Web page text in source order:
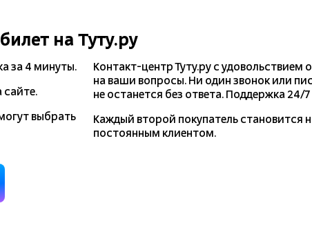
на Туту.ру
за 4 минуты.
сайте.
выбрать
Контакт-центр Туту.ру с удовольствием
на ваши вопросы. Ни один звонок или
не останется без ответа. Поддержка 24/7
Каждый второй покупатель становится
постоянным клиентом.